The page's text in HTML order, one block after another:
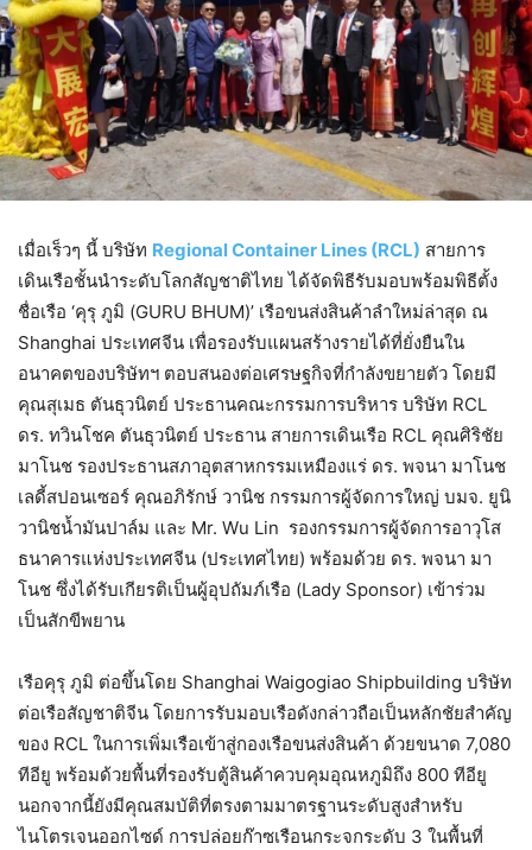
เมื่อเร็วๆ นี้ บริษัท Regional Container Lines (RCL) สายการ
เดินเรือชั้นนำระดับโลกสัญชาติไทย ได้จัดพิธีรับมอบพร้อมพิธีตั้ง
ชื่อเรือ ‘คุรุ ภูมิ (GURU BHUM)’ เรือขนส่งสินค้าลำใหม่ล่าสุด ณ
Shanghai ประเทศจีน เพื่อรองรับแผนสร้างรายได้ที่ยั่งยืนใน
อนาคตของบริษัทฯ ตอบสนองต่อเศรษฐกิจที่กำลังขยายตัว โดยมี
คุณสุเมธ ตันธุวนิตย์ ประธานคณะกรรมการบริหาร บริษัท RCL
ดร. ทวินโชค ตันธุวนิตย์ ประธาน สายการเดินเรือ RCL คุณศิริชัย
มาโนช รองประธานสภาอุตสาหกรรมเหมืองแร่ ดร. พจนา มาโนช
เลดี้สปอนเซอร์ คุณอภิรักษ์ วานิช กรรมการผู้จัดการใหญ่ บมจ. ยูนิ
วานิชน้ำมันปาล์ม และ Mr. Wu Lin รองกรรมการผู้จัดการอาวุโส
ธนาคารแห่งประเทศจีน (ประเทศไทย) พร้อมด้วย ดร. พจนา มา
โนช ซึ่งได้รับเกียรติเป็นผู้อุปถัมภ์เรือ (Lady Sponsor) เข้าร่วม
เป็นสักขีพยาน
เรือคุรุ ภูมิ ต่อขึ้นโดย Shanghai Waigogiao Shipbuilding บริษัท
ต่อเรือสัญชาติจีน โดยการรับมอบเรือดังกล่าวถือเป็นหลักชัยสำคัญ
ของ RCL ในการเพิ่มเรือเข้าสู่กองเรือขนส่งสินค้า ด้วยขนาด 7,080
ทีอียู พร้อมด้วยพื้นที่รองรับตู้สินค้าควบคุมอุณหภูมิถึง 800 ทีอียู
นอกจากนี้ยังมีคุณสมบัติที่ตรงตามมาตรฐานระดับสูงสำหรับ
ไนโตรเจนออกไซด์ การปล่อยก๊าซเรือนกระจกระดับ 3 ในพื้นที่